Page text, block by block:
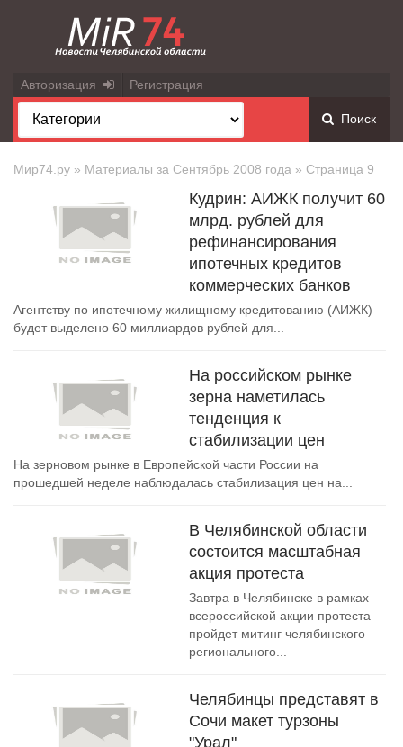
Авторизация Регистрация
Поиск
Мир74.ру » Материалы за Сентябрь 2008 года » Страница 9
Кудрин: АИЖК получит 60
млрд. рублей для
рефинансирования
ипотечных кредитов
коммерческих банков
Агентству по ипотечному жилищному кредитованию (АИЖК)
будет выделено 60 миллиардов рублей для...
На российском рынке
зерна наметилась
тенденция к
стабилизации цен
На зерновом рынке в Европейской части России на
прошедшей неделе наблюдалась стабилизация цен на...
В Челябинской области
состоится масштабная
акция протеста
Завтра в Челябинске в рамках
всероссийской акции протеста
пройдет митинг челябинского
регионального...
Челябинцы представят в
Сочи макет турзоны
"Урал"